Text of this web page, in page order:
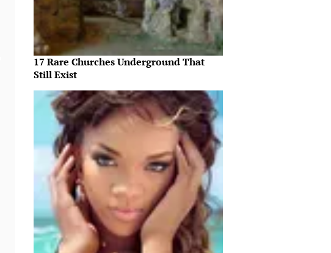
17 Rare Churches Underground That
Still Exist